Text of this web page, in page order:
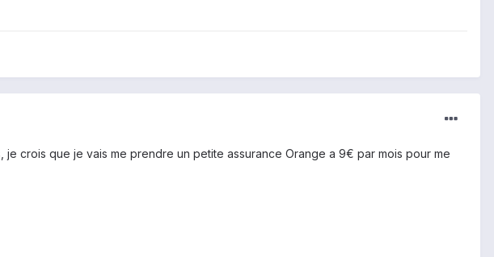
crois que je vais me prendre un petite assurance Orange a 9€ par mois pour me